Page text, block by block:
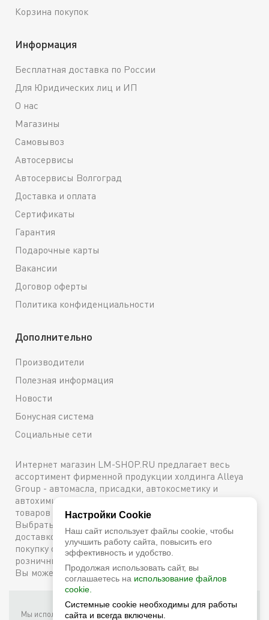
Корзина покупок
Информация
Бесплатная доставка по России
Для Юридических лиц и ИП
О нас
Магазины
Самовывоз
Автосервисы
Автосервисы Волгоград
Доставка и оплата
Сертификаты
Гарантия
Подарочные карты
Вакансии
Договор оферты
Политика конфиденциальности
Дополнительно
Производители
Полезная информация
Новости
Бонусная система
Социальные сети
Интернет магазин LM-SHOP.RU предлагает весь
ассортимент фирменной продукции холдинга Alleya
Group - автомасла, присадки, автокосметику и
автохимию. Каталог содержит подробное описание
товаров с техническими характеристиками и ценами.
Выбрать и купить оригинальную продукцию с
доставкой по Москве можно сейчас же, оформив
покупку онлайн, либо посетив один из наших
розничных магазинов. Более подробную информацию
Вы можете получить по телефону+7 (800) 600-48-38
Фирменный интернет-магазин LM Shop © 2026
Мы используем собственные куки (соокіе) и куки третьих лиц для
Настройки Cookie
Наш сайт использует файлы cookie, чтобы
улучшить работу сайта, повысить его
эффективность и удобство.
Продолжая использовать сайт, вы
соглашаетесь на использование файлов
cookie.
Системные cookie необходимы для работы
сайта и всегда включены.